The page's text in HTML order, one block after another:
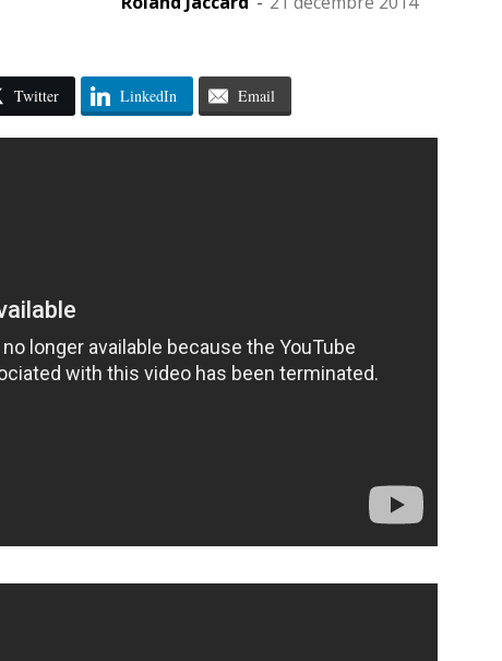
Twitter LinkedIn Email